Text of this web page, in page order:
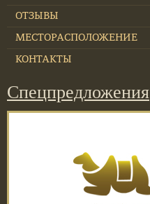
ОТЗЫВЫ
МЕСТОРАСПОЛОЖЕНИЕ
КОНТАКТЫ
Спецпредложения